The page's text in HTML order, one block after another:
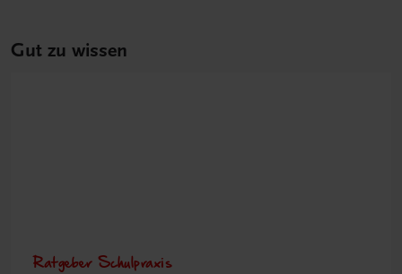
Gut zu wissen
Ratgeber Schulpraxis